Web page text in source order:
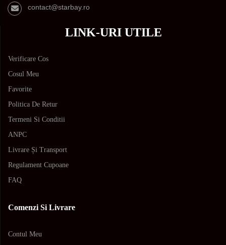
contact@starbay.ro
LINK-URI UTILE
Verificare Cos
Cosul Meu
Favorite
Politica De Retur
Termeni Si Conditii
ANPC
Livrare Și Transport
Regulament Cupoane
FAQ
Comenzi Si Livrare
Contul Meu